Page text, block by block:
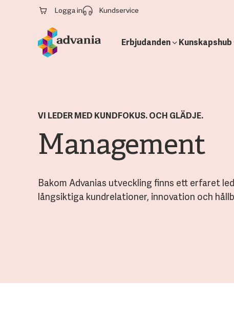
Logga in Kundservice
Erbjudanden Kunskapshub
VI LEDER MED KUNDFOKUS. OCH GLÄDJE.
Management
Bakom Advanias utveckling finns ett erfaret
långsiktiga kundrelationer, innovation och